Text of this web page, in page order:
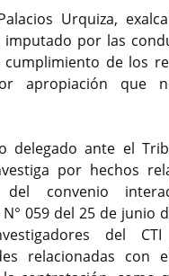
Urquiza,
imputado por las
de los
apropiación que
delegado ante el
por hechos
del convenio
059 del 25 de junio
del
relacionadas con